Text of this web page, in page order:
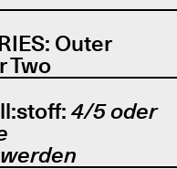
Outer
Two
4/5 oder